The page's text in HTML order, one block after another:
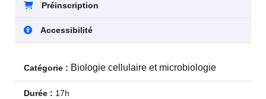
Préinscription
Accessibilité
Catégorie : Biologie cellulaire et microbiologie
Durée : 17h